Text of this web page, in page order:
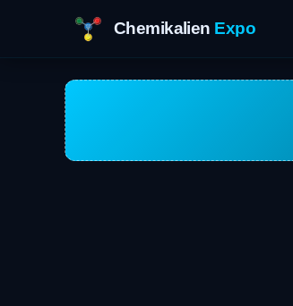
Chemikalien Expo